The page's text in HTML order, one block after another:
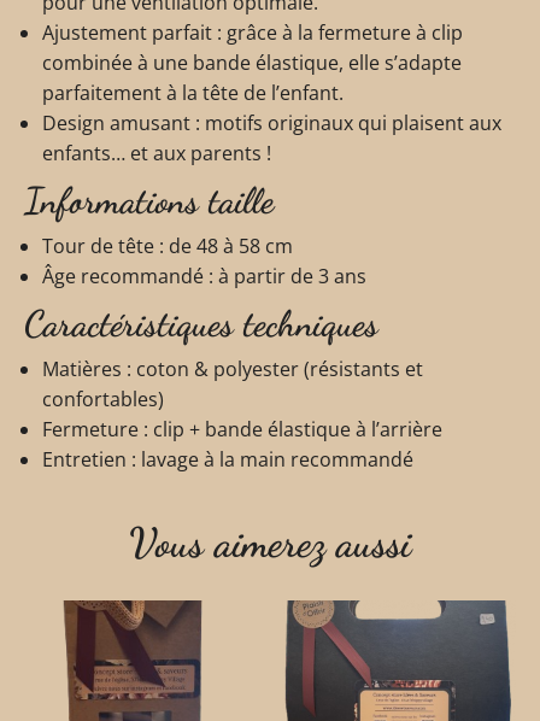
Ajustement parfait : grâce à la fermeture à clip
combinée à une bande élastique, elle s’adapte
parfaitement à la tête de l’enfant.
Design amusant : motifs originaux qui plaisent aux
enfants… et aux parents !
Informations taille
Tour de tête : de 48 à 58 cm
Âge recommandé : à partir de 3 ans
Caractéristiques techniques
Matières : coton & polyester (résistants et
confortables)
Fermeture : clip + bande élastique à l’arrière
Entretien : lavage à la main recommandé
Vous aimerez aussi